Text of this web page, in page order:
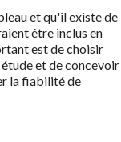
et qu'il existe de
être inclus en
est de choisir
et de concevoir
la fiabilité de